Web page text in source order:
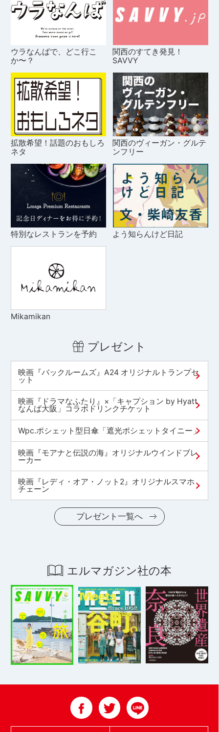
ウラなんばで、どこ行こ
か〜？
関西のすてき発見！
SAVVY
拡散希望！話題のおもしろ
ネタ
関西のヴィーガン・グルテ
ンフリー
特別なレストランを予約 よう知らんけど日記
Mikamikan
プレゼント
映画『バックルームズ』A24 オリジナルトランプセ
ット
映画『ドラマなふたり』×「キャプション by Hyatt
なんば大阪」コラボドリンクチケット
Wpc.ポシェット型日傘「遮光ポシェットタイニー」
映画『モアナと伝説の海』オリジナルウインドブレ
ーカー
映画『レディ・オア・ノット2』オリジナルスマホ
チェーン
プレゼント一覧へ
エルマガジン社の本